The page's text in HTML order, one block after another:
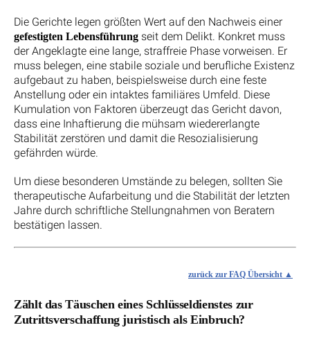
Die Gerichte legen größten Wert auf den Nachweis einer
gefestigten Lebensführung seit dem Delikt. Konkret muss
der Angeklagte eine lange, straffreie Phase vorweisen. Er
muss belegen, eine stabile soziale und berufliche Existenz
aufgebaut zu haben, beispielsweise durch eine feste
Anstellung oder ein intaktes familiäres Umfeld. Diese
Kumulation von Faktoren überzeugt das Gericht davon,
dass eine Inhaftierung die mühsam wiedererlangte
Stabilität zerstören und damit die Resozialisierung
gefährden würde.
Um diese besonderen Umstände zu belegen, sollten Sie
therapeutische Aufarbeitung und die Stabilität der letzten
Jahre durch schriftliche Stellungnahmen von Beratern
bestätigen lassen.
zurück zur FAQ Übersicht
Zählt das Täuschen eines Schlüsseldienstes zur
Zutrittsverschaffung juristisch als Einbruch?